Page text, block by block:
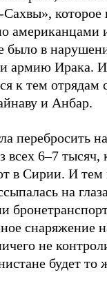
Сахвы», которое
американцами
в
армию Ирака.
к тем отрядам
и Анбар.
перебросить
всех 6–7 тысяч,
в Сирии. И тем
на
снаряжение
не
будет то